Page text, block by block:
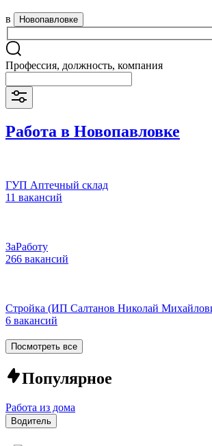
в Новопавловке
Профессия, должность, компания
Работа в Новопавловке
ГУП Аптечный склад
11 вакансий
ЗаРаботу
266 вакансий
Стройка (ИП Салтанов Николай
6 вакансий
Посмотреть все
Популярное
Работа из дома
Водитель